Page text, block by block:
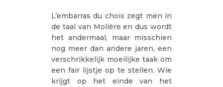
L’embarras du choix zegt men in
de taal van Molière en dus wordt
het andermaal, maar misschien
nog meer dan andere jaren, een
verschrikkelijk moeilijke taak om
een fair lijstje op te stellen. Wie
krijgt op het einde van het